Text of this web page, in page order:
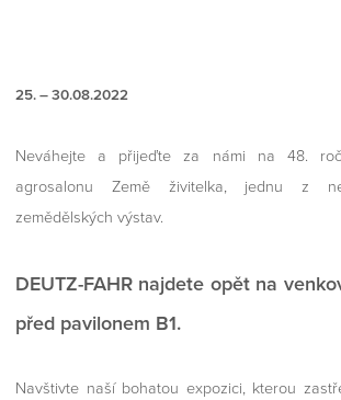
25. – 30.08.2022
Neváhejte a přijeďte za námi na 48.
agrosalonu Země živitelka, jednu z
zemědělských výstav.
DEUTZ-FAHR najdete opět na
před pavilonem B1.
Navštivte naší bohatou expozici, kterou